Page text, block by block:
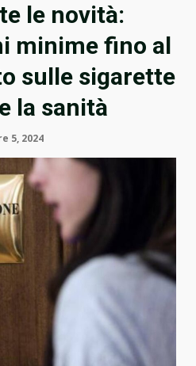
le novità:
minime fino al
sulle sigarette
la sanità
5, 2024